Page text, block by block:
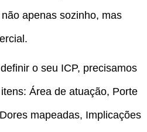
apenas sozinho, mas
o seu ICP, precisamos
Área de atuação, Porte
mapeadas, Implicações